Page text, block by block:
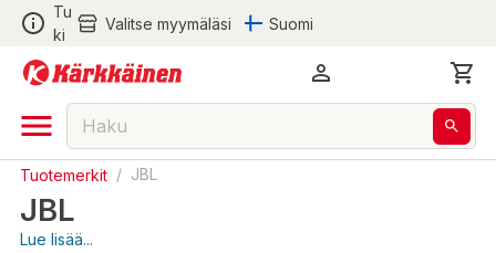
Tu
ki
Valitse myymäläsi Suomi
Tuotemerkit / JBL
JBL
Lue lisää...